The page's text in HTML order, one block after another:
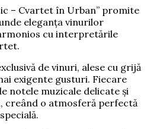
– Cvartet în Urban” promite
eleganța vinurilor
cu interpretările
de vinuri, alese cu grijă
exigente gusturi. Fiecare
notele muzicale delicate și
creând o atmosferă perfectă